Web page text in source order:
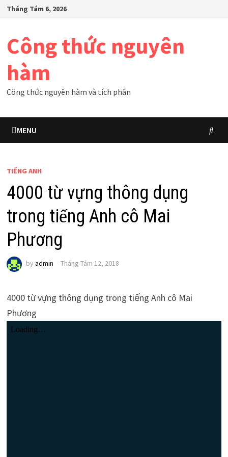
SkipTháng Tám 6, 2026
Công thức nguyên
hàm
Công thức nguyên hàm và tích phân
MENU
TIẾNG ANH
4000 từ vựng thông dụng
trong tiếng Anh cô Mai
Phương
by admin Tháng Tám 12, 2018
4000 từ vựng thông dụng trong tiếng Anh cô Mai
Phương